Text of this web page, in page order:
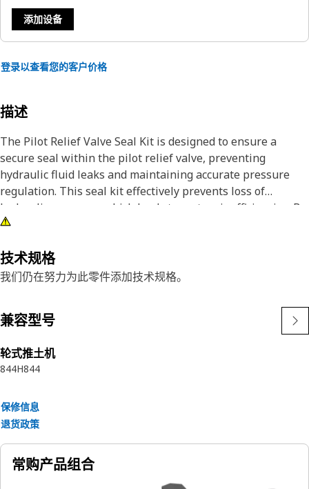
添加设备
登录以查看您的客户价格
描述
The Pilot Relief Valve Seal Kit is designed to ensure a
secure seal within the pilot relief valve, preventing
hydraulic fluid leaks and maintaining accurate pressure
regulation. This seal kit effectively prevents loss of
hydraulic pressure, which leads to system inefficiencies. By
maintaining optimal pressure levels, it contributes to the
systems.Attributes:• High-quality materials for durability
and longevity.• Resistant to hydraulic fluid and
improved safety.• Helps extend the service life of hydraulic
components.Applications: The Pilot Relief Valve Seal Kit is
hydraulic systems by preventing leaks and enhancing the
overall reliability of the unit.
技术规格
我们仍在努力为此零件添加技术规格。
兼容型号
轮式推土机
844H844
保修信息
退货政策
常购产品组合